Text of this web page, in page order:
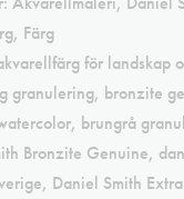
, Färg
för landskap
granulering, bronzite
, brungrå
Bronzite Genuine,
, Daniel Smith